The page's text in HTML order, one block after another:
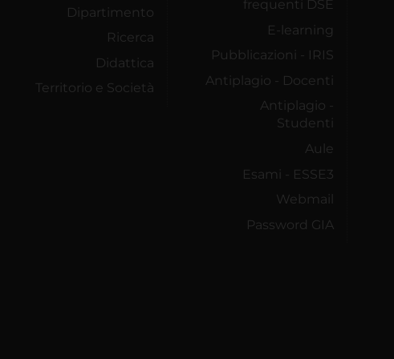
Dipartimento
Ricerca
Didattica
Territorio e Società
frequenti DSE
E-learning
Pubblicazioni - IRIS
Antiplagio - Docenti
Antiplagio -
Studenti
Aule
Esami - ESSE3
Webmail
Password GIA